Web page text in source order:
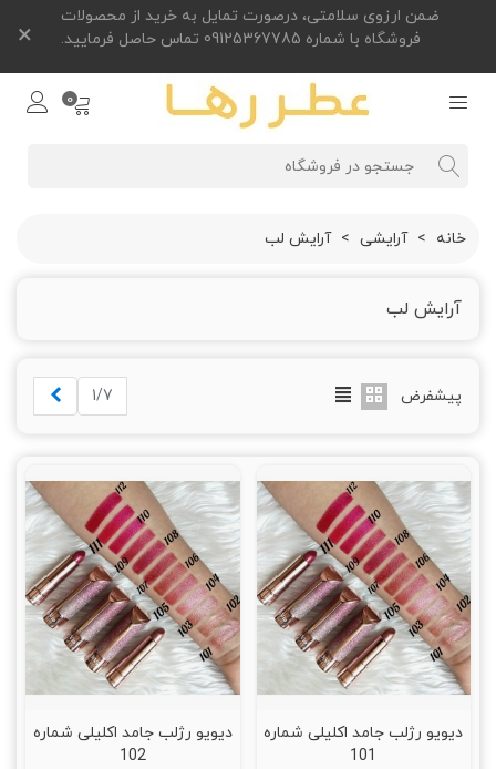
ضمن ارزوی سلامتی، درصورت تمایل به خرید از محصولات
فروشگاه با شماره 09125367785 تماس حاصل فرمایید.
×
0
خانه > آرایشی > آرایش لب
آرایش لب
پیشفرض 1/7
دیویو رژلب جامد اکلیلی شماره
101
دیویو رژلب جامد اکلیلی شماره
102